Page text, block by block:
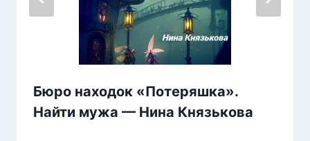
Бюро находок «Потеряшка».
Найти мужа — Нина Князькова